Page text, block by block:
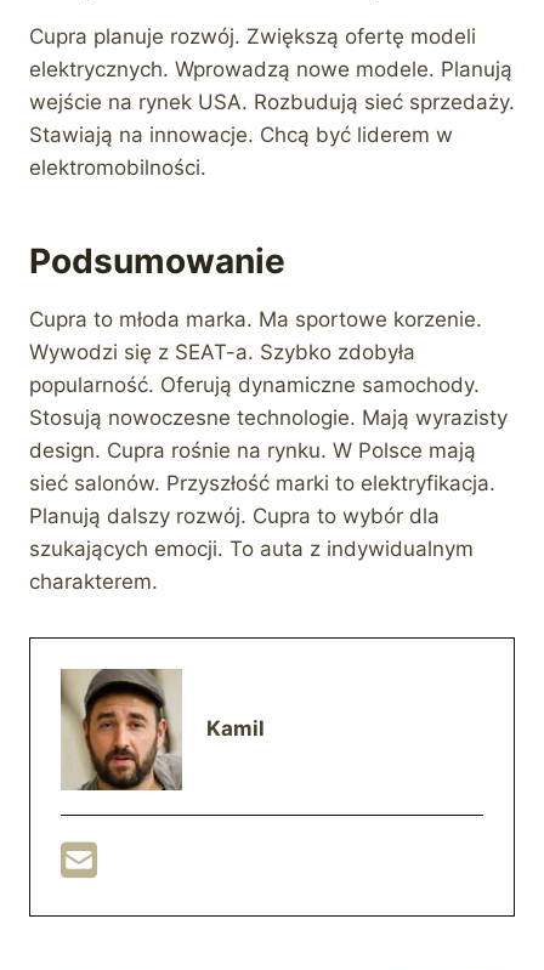
Cupra planuje rozwój. Zwiększą ofertę modeli
elektrycznych. Wprowadzą nowe modele. Planują
wejście na rynek USA. Rozbudują sieć sprzedaży.
Stawiają na innowacje. Chcą być liderem w
elektromobilności.
Podsumowanie
Cupra to młoda marka. Ma sportowe korzenie.
Wywodzi się z SEAT-a. Szybko zdobyła
popularność. Oferują dynamiczne samochody.
Stosują nowoczesne technologie. Mają wyrazisty
design. Cupra rośnie na rynku. W Polsce mają
sieć salonów. Przyszłość marki to elektryfikacja.
Planują dalszy rozwój. Cupra to wybór dla
szukających emocji. To auta z indywidualnym
charakterem.
Kamil